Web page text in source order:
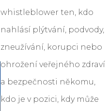
whistleblower ten, kdo
nahlásí plýtvání, podvody,
zneužívání, korupci nebo
ohrožení veřejného zdraví
a bezpečnosti někomu,
kdo je v pozici, kdy může